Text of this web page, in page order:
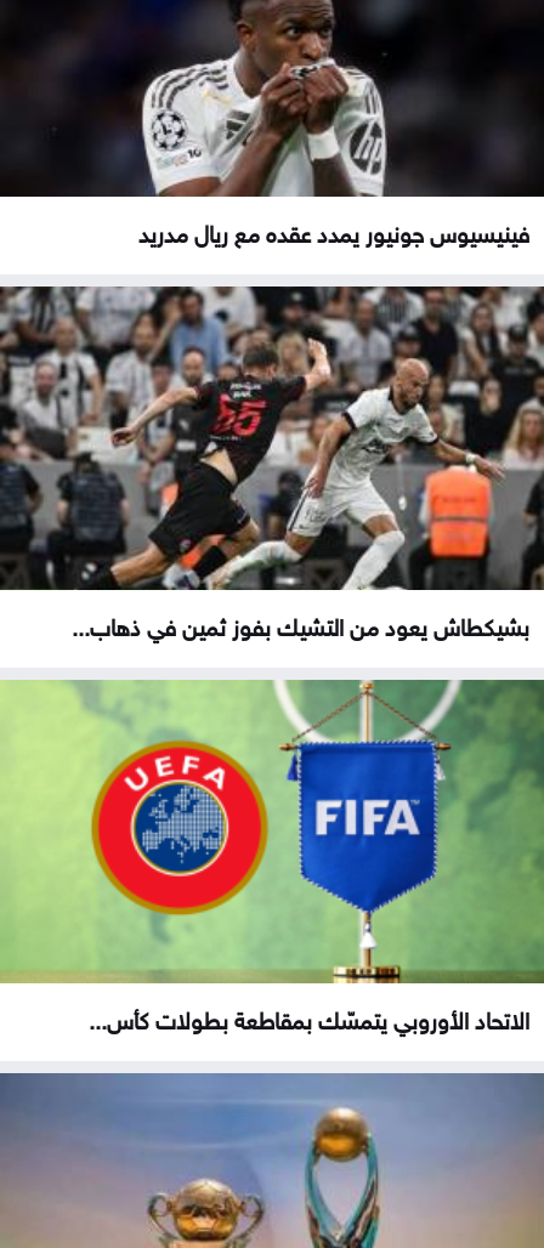
فينيسيوس جونيور يمدد عقده مع ريال مدريد
بشيكطاش يعود من التشيك بفوز ثمين في ذهاب...
الاتحاد الأوروبي يتمسّك بمقاطعة بطولات كأس...